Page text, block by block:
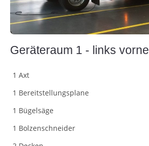
Geräteraum 1 - links vorne
1 Axt
1 Bereitstellungsplane
1 Bügelsäge
1 Bolzenschneider